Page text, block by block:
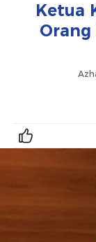
Ketua